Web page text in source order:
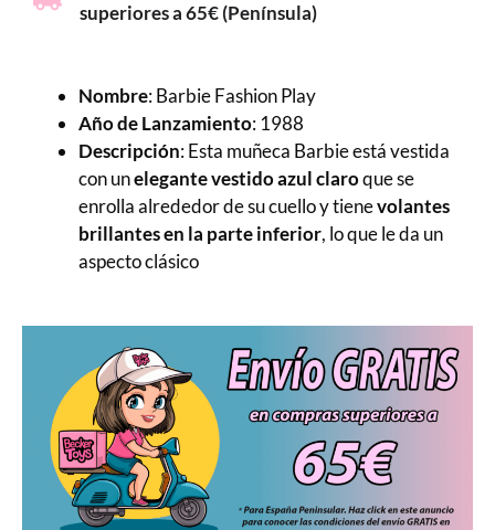
superiores a 65€ (Península)
Nombre: Barbie Fashion Play
Año de Lanzamiento: 1988
Descripción: Esta muñeca Barbie está vestida
con unelegante vestido azul claroque se
enrolla alrededor de su cuello y tienevolantes
brillantes en la parte inferior, lo que le da un
aspecto clásico